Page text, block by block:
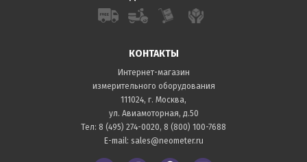
КОНТАКТЫ
Интернет-магазин
измерительного оборудования
111024, г. Москва,
ул. Авиамоторная, д.50
Тел: 8 (495) 274-0020, 8 (800) 100-7688
E-mail: sales@neometer.ru